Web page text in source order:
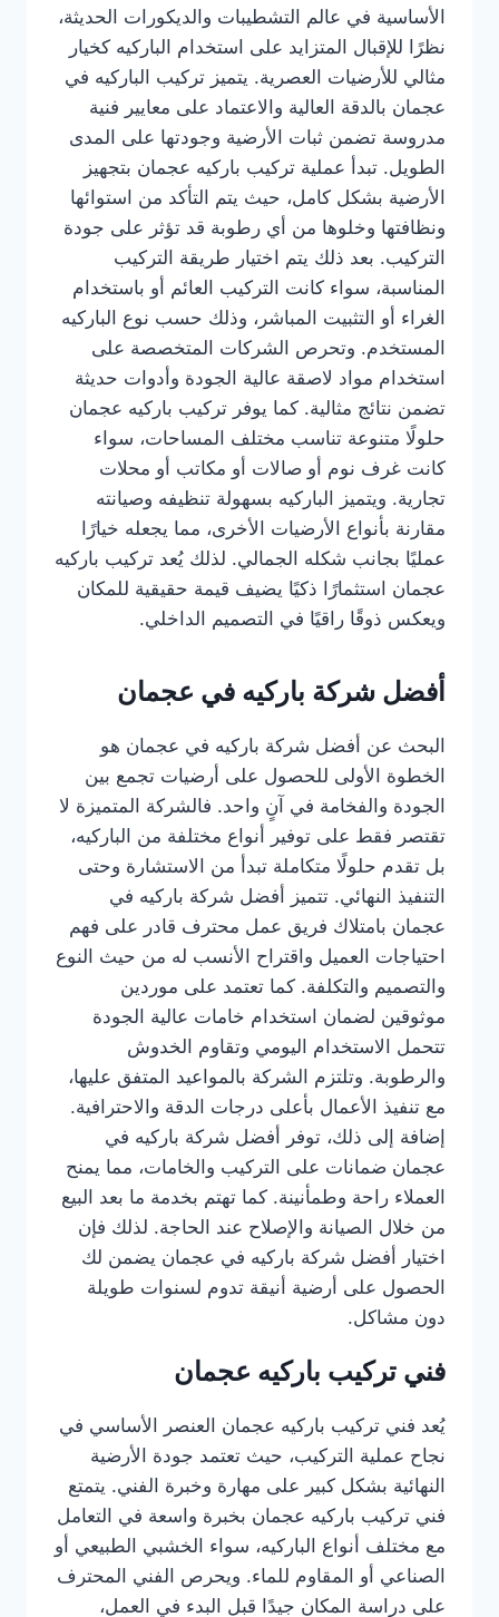
الأساسية في عالم التشطيبات والديكورات الحديثة،
نظرًا للإقبال المتزايد على استخدام الباركيه كخيار
مثالي للأرضيات العصرية. يتميز تركيب الباركيه في
عجمان بالدقة العالية والاعتماد على معايير فنية
مدروسة تضمن ثبات الأرضية وجودتها على المدى
الطويل. تبدأ عملية تركيب باركيه عجمان بتجهيز
الأرضية بشكل كامل، حيث يتم التأكد من استوائها
ونظافتها وخلوها من أي رطوبة قد تؤثر على جودة
التركيب. بعد ذلك يتم اختيار طريقة التركيب
المناسبة، سواء كانت التركيب العائم أو باستخدام
الغراء أو التثبيت المباشر، وذلك حسب نوع الباركيه
المستخدم. وتحرص الشركات المتخصصة على
استخدام مواد لاصقة عالية الجودة وأدوات حديثة
تضمن نتائج مثالية. كما يوفر تركيب باركيه عجمان
حلولًا متنوعة تناسب مختلف المساحات، سواء
كانت غرف نوم أو صالات أو مكاتب أو محلات
تجارية. ويتميز الباركيه بسهولة تنظيفه وصيانته
مقارنة بأنواع الأرضيات الأخرى، مما يجعله خيارًا
عمليًا بجانب شكله الجمالي. لذلك يُعد تركيب باركيه
عجمان استثمارًا ذكيًا يضيف قيمة حقيقية للمكان
ويعكس ذوقًا راقيًا في التصميم الداخلي.
أفضل شركة باركيه في عجمان
البحث عن أفضل شركة باركيه في عجمان هو
الخطوة الأولى للحصول على أرضيات تجمع بين
الجودة والفخامة في آنٍ واحد. فالشركة المتميزة لا
تقتصر فقط على توفير أنواع مختلفة من الباركيه،
بل تقدم حلولًا متكاملة تبدأ من الاستشارة وحتى
التنفيذ النهائي. تتميز أفضل شركة باركيه في
عجمان بامتلاك فريق عمل محترف قادر على فهم
احتياجات العميل واقتراح الأنسب له من حيث النوع
والتصميم والتكلفة. كما تعتمد على موردين
موثوقين لضمان استخدام خامات عالية الجودة
تتحمل الاستخدام اليومي وتقاوم الخدوش
والرطوبة. وتلتزم الشركة بالمواعيد المتفق عليها،
مع تنفيذ الأعمال بأعلى درجات الدقة والاحترافية.
إضافة إلى ذلك، توفر أفضل شركة باركيه في
عجمان ضمانات على التركيب والخامات، مما يمنح
العملاء راحة وطمأنينة. كما تهتم بخدمة ما بعد البيع
من خلال الصيانة والإصلاح عند الحاجة. لذلك فإن
اختيار أفضل شركة باركيه في عجمان يضمن لك
الحصول على أرضية أنيقة تدوم لسنوات طويلة
دون مشاكل.
فني تركيب باركيه عجمان
يُعد فني تركيب باركيه عجمان العنصر الأساسي في
نجاح عملية التركيب، حيث تعتمد جودة الأرضية
النهائية بشكل كبير على مهارة وخبرة الفني. يتمتع
فني تركيب باركيه عجمان بخبرة واسعة في التعامل
مع مختلف أنواع الباركيه، سواء الخشبي الطبيعي أو
الصناعي أو المقاوم للماء. ويحرص الفني المحترف
على دراسة المكان جيدًا قبل البدء في العمل،